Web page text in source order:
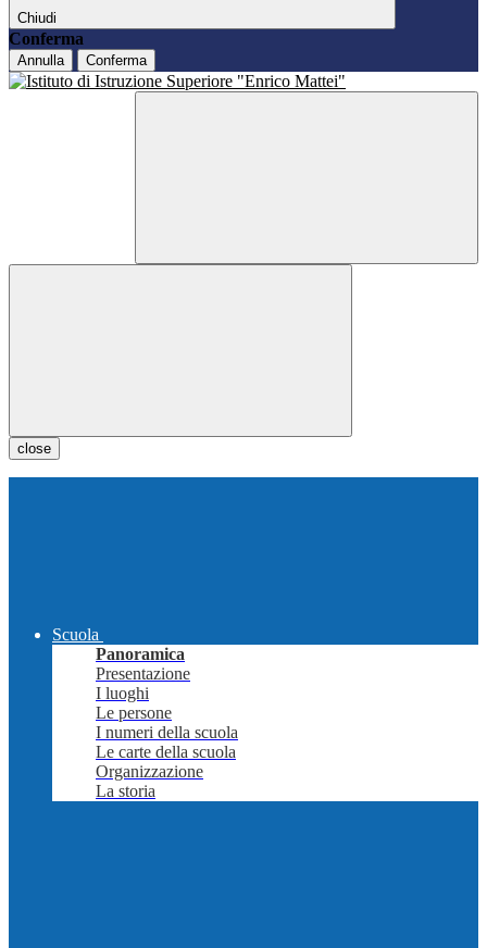
Chiudi
Conferma
Annulla Conferma
close
Scuola
Panoramica
Presentazione
I luoghi
Le persone
I numeri della scuola
Le carte della scuola
Organizzazione
La storia